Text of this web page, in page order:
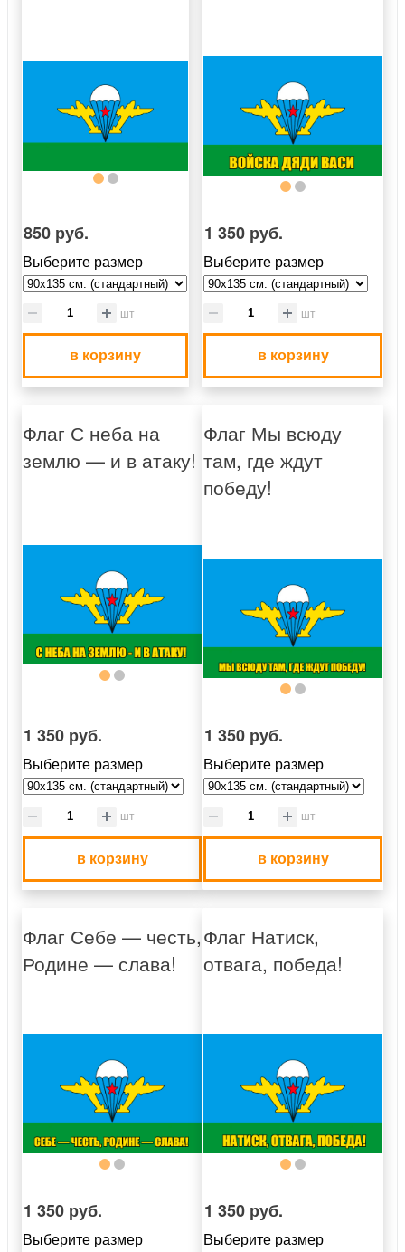
850 руб.
Выберите размер
шт
в корзину
1 350 руб.
Выберите размер
шт
в корзину
Флаг С неба на
землю — и в атаку!
1 350 руб.
Выберите размер
шт
в корзину
Флаг Мы всюду
там, где ждут
победу!
1 350 руб.
Выберите размер
шт
в корзину
Флаг Себе — честь,
Родине — слава!
1 350 руб.
Выберите размер
Флаг Натиск,
отвага, победа!
1 350 руб.
Выберите размер